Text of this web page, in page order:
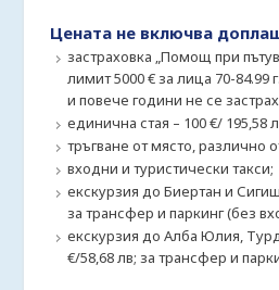
Цената не включва
застраховка „Помощ при
лимит 5000 € за лица 70-84.99
и повече години не се
единична стая – 100 €/ 195,58
тръгване от място, различно
входни и туристически такси;
екскурзия до Биертан и
за трансфер и паркинг (без
екскурзия до Алба Юлия,
€/58,68 лв; за трансфер и